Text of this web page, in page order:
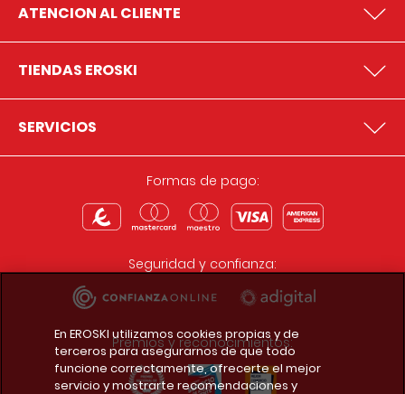
ATENCION AL CLIENTE
TIENDAS EROSKI
SERVICIOS
Formas de pago:
Seguridad y confianza:
Premios y reconocimientos:
En EROSKI utilizamos cookies propias y de
terceros para asegurarnos de que todo
funcione correctamente, ofrecerte el mejor
servicio y mostrarte recomendaciones y